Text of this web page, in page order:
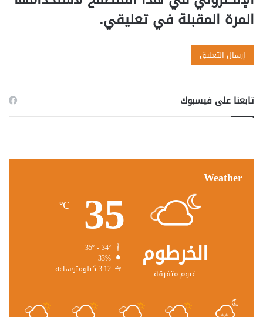
المرة المقبلة في تعليقي.
تابعنا على فيسبوك
Weather
الخرطوم
غيوم متفرقة
35
℃
33%
3.12 كيلومتر/ساعة